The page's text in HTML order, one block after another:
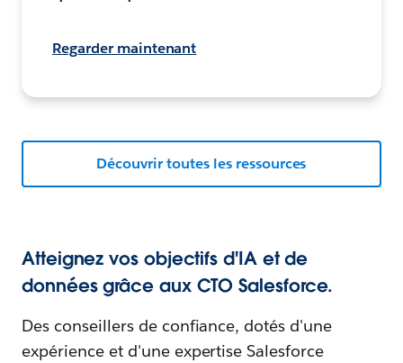
Regarder maintenant
Découvrir toutes les ressources
Atteignez vos objectifs d'IA et de
données grâce aux CTO Salesforce.
Des conseillers de confiance, dotés d'une
expérience et d'une expertise Salesforce